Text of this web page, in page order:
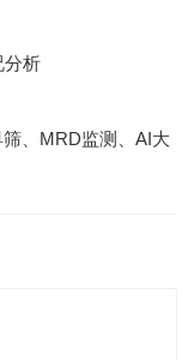
分析
、MRD监测、AI大